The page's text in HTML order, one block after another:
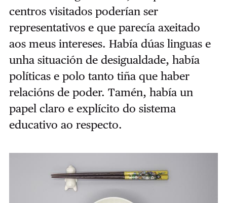
centros visitados poderían ser
representativos e que parecía axeitado
aos meus intereses. Había dúas linguas e
unha situación de desigualdade, había
políticas e polo tanto tiña que haber
relacións de poder. Tamén, había un
papel claro e explícito do sistema
educativo ao respecto.